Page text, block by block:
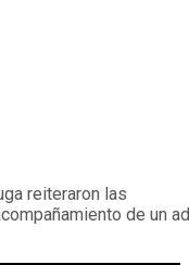
reiteraron las
de un